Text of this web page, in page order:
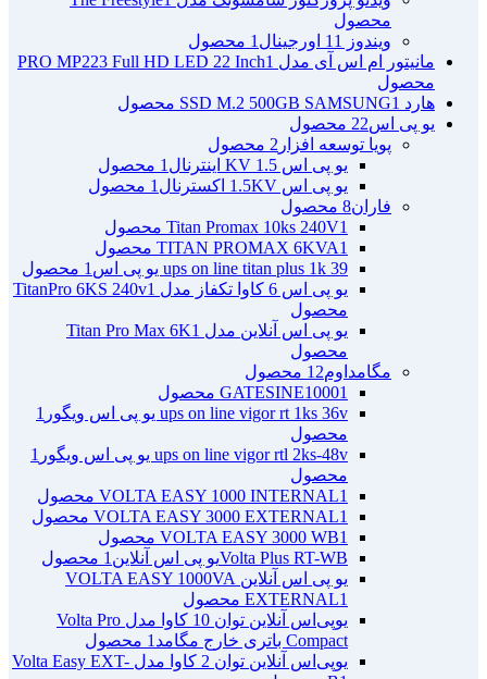
محصول
ویندوز 11 اورجینال
1 محصول
مانیتور ام اس آی مدل PRO MP223 Full HD LED 22 Inch 1
محصول
هارد SSD M.2 500GB SAMSUNG 1 محصول
یو پی اس22 محصول
پویا توسعه افزار 2 محصول
یو پی اس 1.5 KV اینترنال
1 محصول
یو پی اس 1.5KV اکسترنال
1 محصول
فاران8 محصول
Titan Promax 10ks 240V1 محصول
TITAN PROMAX 6KVA1 محصول
ups on line titan plus 1k 39 یو پی اس
1 محصول
یو پی اس 6 کاوا تکفاز مدل TitanPro 6KS 240v
1
محصول
یو پی اس آنلاین مدل Titan Pro Max 6K 1
محصول
مگامداوم12 محصول
GATESINE10001 محصول
ups on line vigor rt 1ks 36v یو پی اس ویگور
1
محصول
ups on line vigor rtl 2ks-48v یو پی اس ویگور
1
محصول
VOLTA EASY 1000 INTERNAL1 محصول
VOLTA EASY 3000 EXTERNAL1 محصول
VOLTA EASY 3000 WB1 محصول
Volta Plus RT-WBیو پی اس آنلاین
1 محصول
یو پی اس آنلاین VOLTA EASY 1000VA
EXTERNAL1 محصول
یو‌پی‌اس آنلاین توان 10 کاوا مدل Volta Pro
Compact باتری خارج مگامد
1 محصول
یو‌پی‌اس آنلاین توان 2 کاوا مدل Volta Easy EXT-